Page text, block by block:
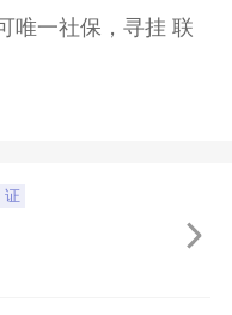
唯一社保，寻挂 联
证
